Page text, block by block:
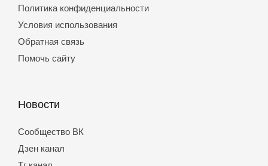
Политика конфиденциальности
Условия использования
Обратная связь
Помочь сайту
Новости
Сообщество ВК
Дзен канал